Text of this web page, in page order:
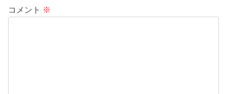
コメント ※